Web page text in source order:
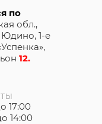
по
обл.,
1-е
12.
17:00
14:00